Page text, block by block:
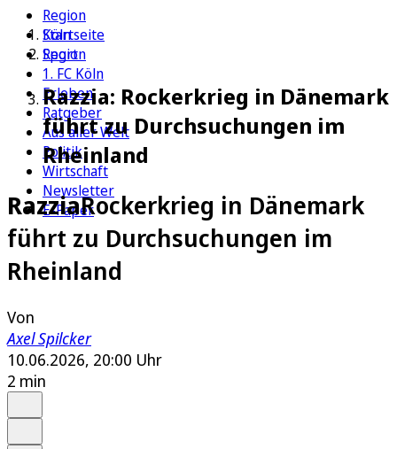
Region
Köln
Sport
1. FC Köln
Erleben
Ratgeber
Aus aller Welt
Politik
Wirtschaft
Newsletter
E-Paper
Startseite
Region
Razzia: Rockerkrieg in Dänemark
führt zu Durchsuchungen im
Rheinland
RazziaRockerkrieg in Dänemark
führt zu Durchsuchungen im
Rheinland
Von
Axel Spilcker
10.06.2026, 20:00 Uhr
2 min